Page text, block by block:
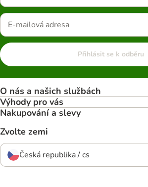
Přihlásit se k odběru
O nás a našich službách
Výhody pro vás
Nakupování a slevy
Zvolte zemi
Česká republika / cs